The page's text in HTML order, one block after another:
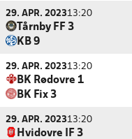
29. APR. 202313:20
Tårnby FF 3
KB 9
29. APR. 202313:20
BK Rødovre 1
BK Fix 3
29. APR. 202313:20
Hvidovre IF 3